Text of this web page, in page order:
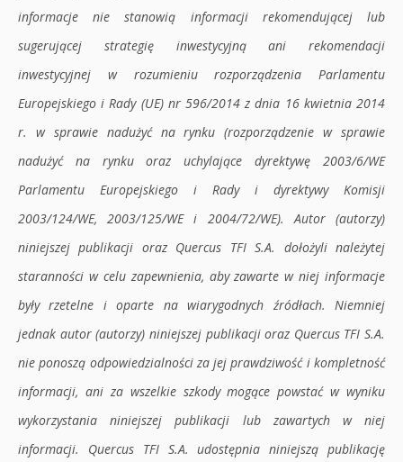
informacje nie stanowią informacji rekomendującej lub
sugerującej strategię inwestycyjną ani rekomendacji
inwestycyjnej w rozumieniu rozporządzenia Parlamentu
Europejskiego i Rady (UE) nr 596/2014 z dnia 16 kwietnia 2014
r. w sprawie nadużyć na rynku (rozporządzenie w sprawie
nadużyć na rynku oraz uchylające dyrektywę 2003/6/WE
Parlamentu Europejskiego i Rady i dyrektywy Komisji
2003/124/WE, 2003/125/WE i 2004/72/WE). Autor (autorzy)
niniejszej publikacji oraz Quercus TFI S.A. dołożyli należytej
staranności w celu zapewnienia, aby zawarte w niej informacje
były rzetelne i oparte na wiarygodnych źródłach. Niemniej
jednak autor (autorzy) niniejszej publikacji oraz Quercus TFI S.A.
nie ponoszą odpowiedzialności za jej prawdziwość i kompletność
informacji, ani za wszelkie szkody mogące powstać w wyniku
wykorzystania niniejszej publikacji lub zawartych w niej
informacji. Quercus TFI S.A. udostępnia niniejszą publikację